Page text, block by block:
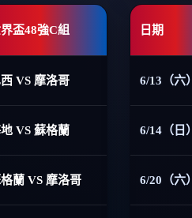
盃48強C組
西 VS 摩洛哥
VS 蘇格蘭
蘭 VS 摩洛哥
日期
6/13（六）
6/14（日）
6/20（六）